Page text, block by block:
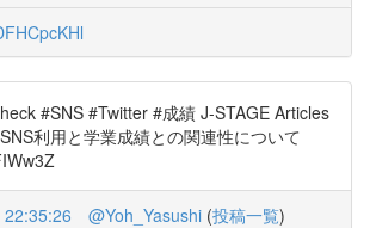
#SNS #Twitter #成績 J-STAGE Articles
利用と学業成績との関連性について
@Yoh_Yasushi (投稿一覧)